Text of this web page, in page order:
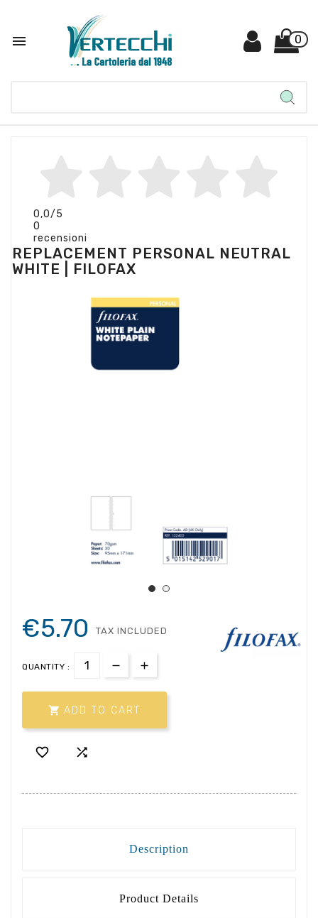
 0
0,0/5
0
recensioni
REPLACEMENT PERSONAL NEUTRAL
WHITE | FILOFAX
€5.70 TAX INCLUDED
QUANTITY :
 ADD TO CART
 
Description
Product Details